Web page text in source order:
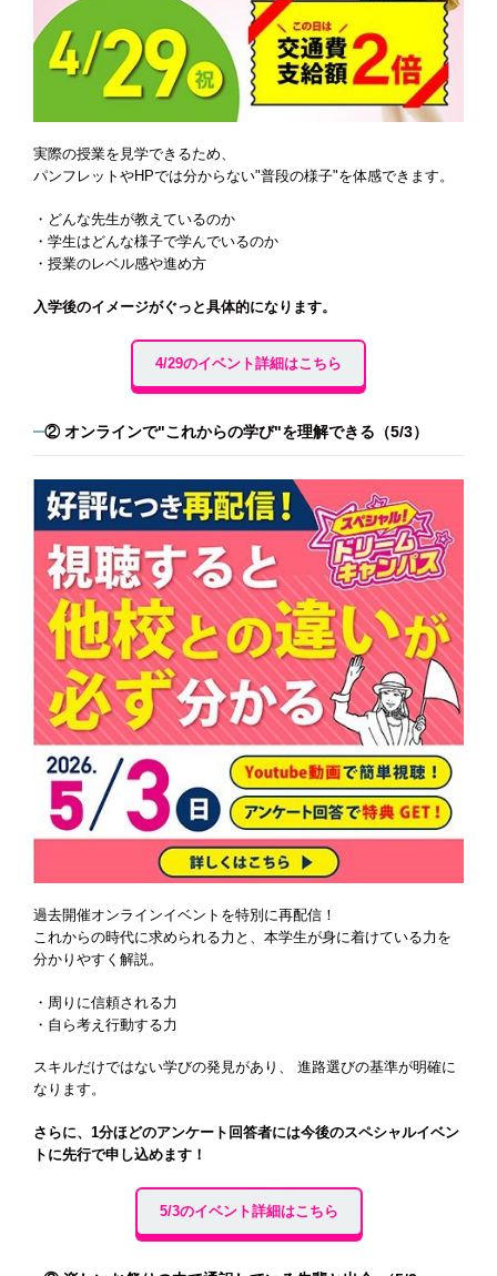
実際の授業を見学できるため、
パンフレットやHPでは分からない"普段の様子"を体感できます。
・どんな先生が教えているのか
・学生はどんな様子で学んでいるのか
・授業のレベル感や進め方
入学後のイメージがぐっと具体的になります。
4/29のイベント詳細はこちら
② オンラインで"これからの学び"を理解できる（5/3）
過去開催オンラインイベントを特別に再配信！
これからの時代に求められる力と、本学生が身に着けている力を
分かりやすく解説。
・周りに信頼される力
・自ら考え行動する力
スキルだけではない学びの発見があり、 進路選びの基準が明確に
なります。
さらに、1分ほどのアンケート回答者には今後のスペシャルイベン
トに先行で申し込めます！
5/3のイベント詳細はこちら